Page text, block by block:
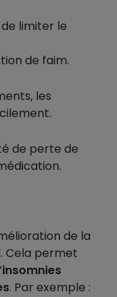
limiter le
de faim.
les
de perte de
de la
Cela permet
insomnies
. Par exemple :